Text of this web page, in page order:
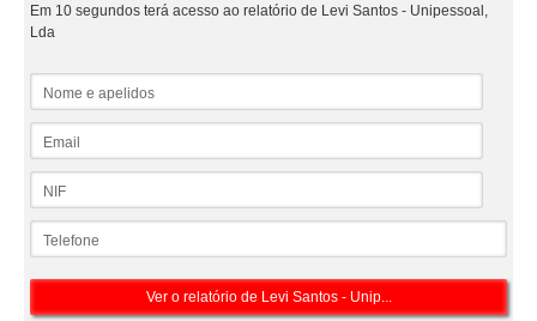
Em 10 segundos terá acesso ao relatório de Levi Santos - Unipessoal,
Lda